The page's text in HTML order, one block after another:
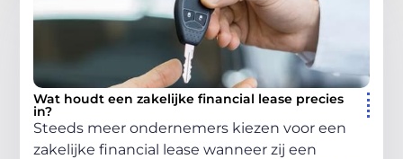
Wat houdt een zakelijke financial lease precies
in?
Steeds meer ondernemers kiezen voor een
zakelijke financial lease wanneer zij een